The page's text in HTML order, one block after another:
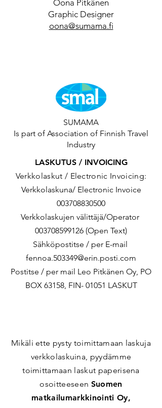
Oona Pitkänen
Graphic Designer
oona@sumama.fi
SUMAMA
Is part of Association of Finnish Travel
Industry
LASKUTUS / INVOICING
Verkkolaskut / Electronic Invoicing:
Verkkolaskuna/ Electronic Invoice
003708830500
Verkkolaskujen välittäjä/Operator
003708599126 (Open Text)
Sähköpostitse / per E-mail
fennoa.503349@erin.posti.com
Postitse / per mail Leo Pitkänen Oy, PO
BOX 63158, FIN- 01051 LASKUT
Mikäli ette pysty toimittamaan laskuja
verkkolaskuina, pyydämme
toimittamaan laskut paperisena
osoitteeseen Suomen
matkailumarkkinointi Oy,